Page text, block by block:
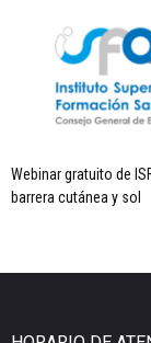
Webinar gratuito de
barrera cutánea y sol